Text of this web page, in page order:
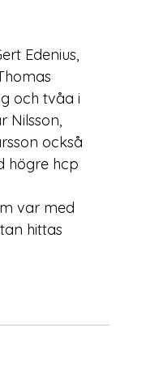
Edenius,
och tvåa i
Nilsson,
också
högre hcp
var med
hittas